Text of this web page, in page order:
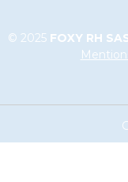
© 2025 FOXY RH